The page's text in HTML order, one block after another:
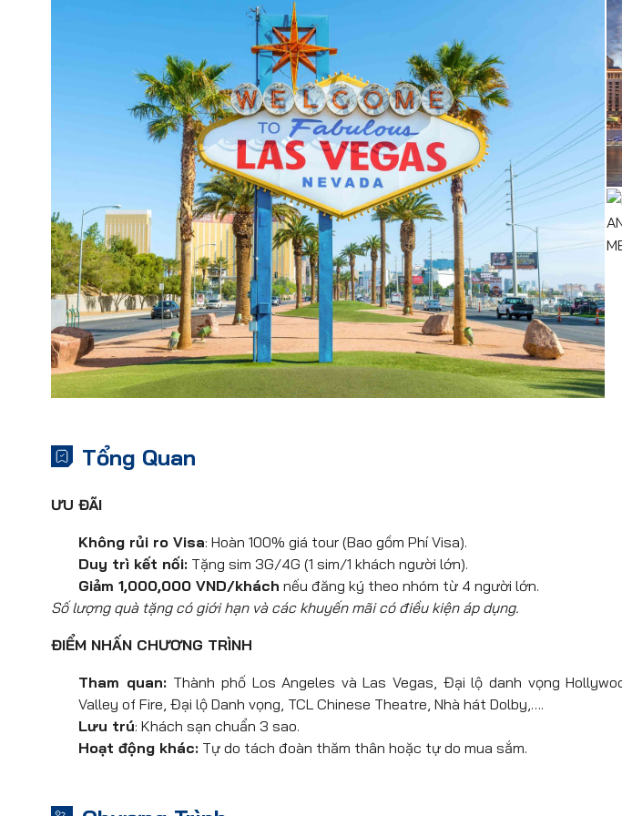
Tổng Quan
ƯU ĐÃI
Không rủi ro Visa: Hoàn 100% giá tour (Bao gồm Phí Visa).
Duy trì kết nối: Tặng sim 3G/4G (1 sim/1 khách người lớn).
Giảm 1,000,000 VND/khách nếu đăng ký theo nhóm từ 4 người lớn.
Số lượng quà tặng có giới hạn và các khuyến mãi có điều kiện áp dụng.
ĐIỂM NHẤN CHƯƠNG TRÌNH
Tham quan: Thành phố Los Angeles và Las Vegas, Đại lộ danh vọng
Valley of Fire, Đại lộ Danh vọng, TCL Chinese Theatre, Nhà hát Dolby,….
Lưu trú: Khách sạn chuẩn 3 sao.
Hoạt động khác: Tự do tách đoàn thăm thân hoặc tự do mua sắm.